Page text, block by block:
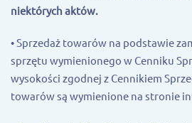
niektórych aktów.
• Sprzedaż towarów na podstawie
sprzętu wymienionego w Cenniku
wysokości zgodnej z Cennikiem
towarów są wymienione na stronie